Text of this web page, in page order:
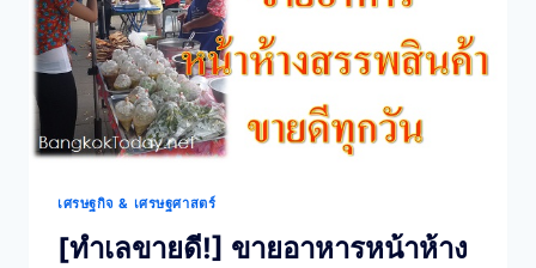
ยอด
นิยม
อาหาร
เช้า
ยอด
นิยม+จุด
ขาย
มัก
ข้าม
เศรษฐกิจ & เศรษฐศาสตร์
[ทำเลขายดี!] ขายอาหารหน้าห้าง